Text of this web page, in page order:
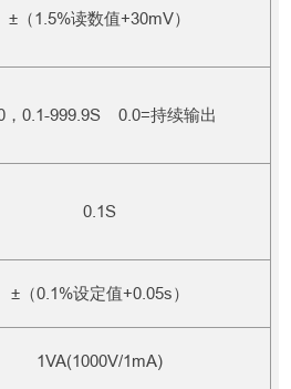
±（1.5%读数值+30mV）
，0.1-999.9S 0.0=持续输出
0.1S
±（0.1%设定值+0.05s）
1VA(1000V/1mA)